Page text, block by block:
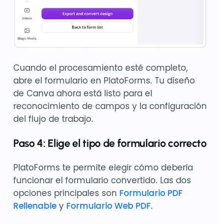
Cuando el procesamiento esté completo,
abre el formulario en PlatoForms. Tu diseño
de Canva ahora está listo para el
reconocimiento de campos y la configuración
del flujo de trabajo.
Paso 4: Elige el tipo de formulario correcto
PlatoForms te permite elegir cómo debería
funcionar el formulario convertido. Las dos
opciones principales son Formulario PDF
Rellenabley Formulario Web PDF.